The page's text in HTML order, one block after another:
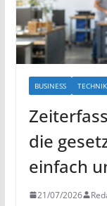
BUSINESS TECHNIK
die
einfach
21/07/2026